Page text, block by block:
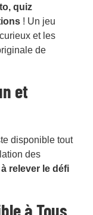
quiz
! Un jeu
et les
de
et
disponible tout
des
à relever le défi
à Tous